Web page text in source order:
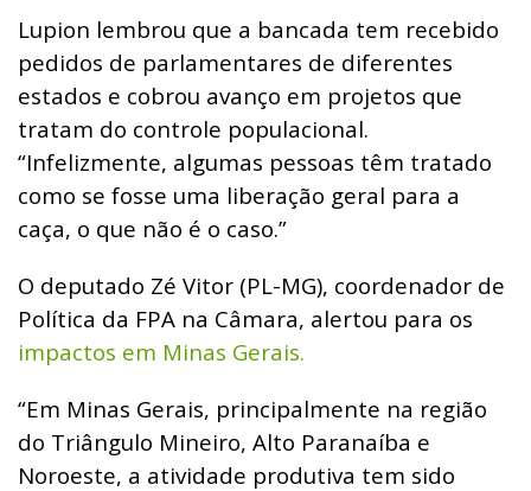
Lupion lembrou que a bancada tem recebido
pedidos de parlamentares de diferentes
estados e cobrou avanço em projetos que
tratam do controle populacional.
“Infelizmente, algumas pessoas têm tratado
como se fosse uma liberação geral para a
caça, o que não é o caso.”
O deputado Zé Vitor (PL-MG), coordenador de
Política da FPA na Câmara, alertou para os
impactos em Minas Gerais.
“Em Minas Gerais, principalmente na região
do Triângulo Mineiro, Alto Paranaíba e
Noroeste, a atividade produtiva tem sido